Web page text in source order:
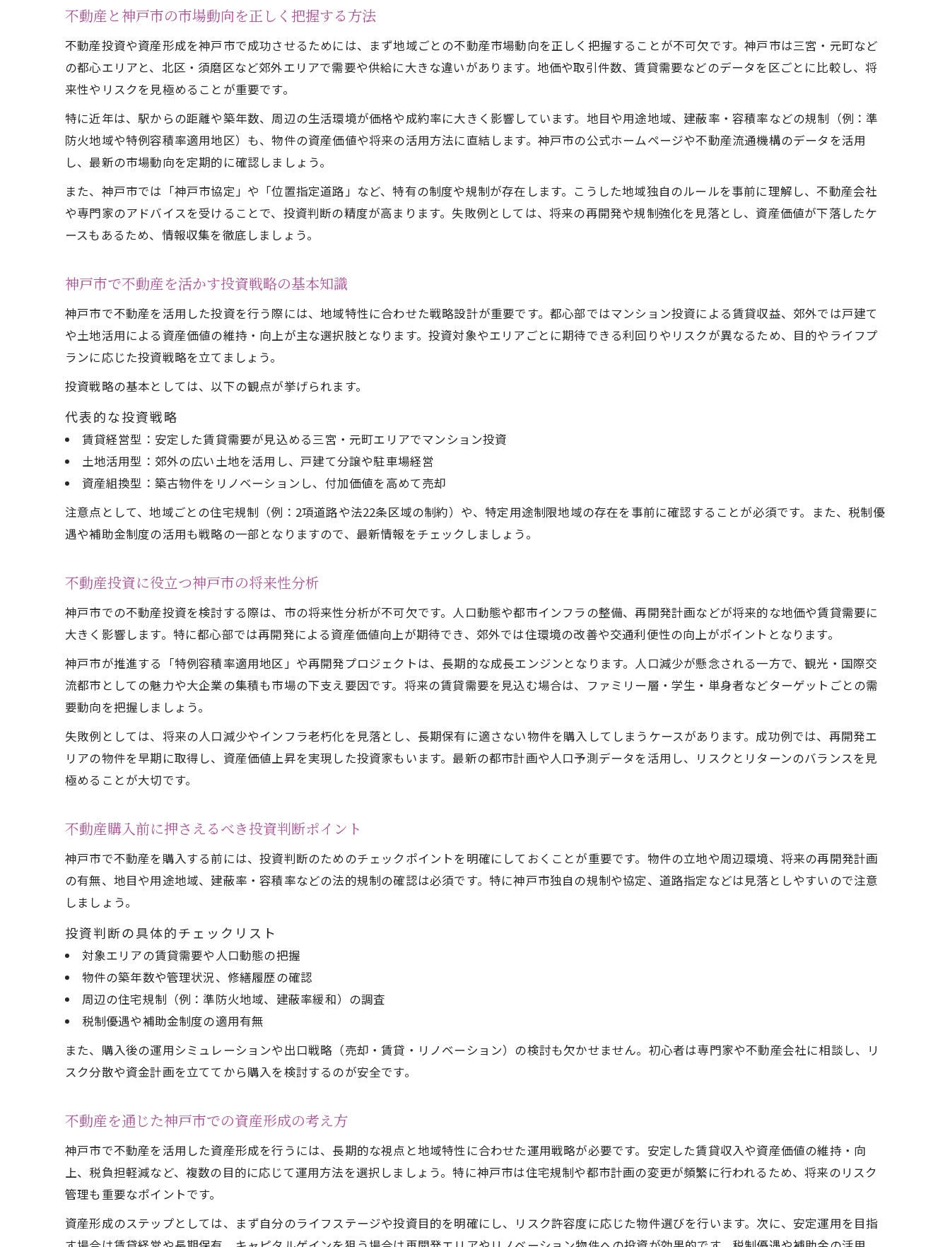
神戸市 住宅 規制を理解し安全な不動産選び
建蔽率や特例容積率適用地区に注目した不動産対策
神戸市の位置指定道路や法22条区域の実際
不動産視点で考える神戸市の住宅選びのコツ
神戸市 地目や建蔽率 緩和など現地調査の重要性
住宅選定に影響する神戸市の準防火地域事情
不動産の仕組みを活かした賢い物件選び
不動産を活用した安定収益確保の実践策
最新の神戸市不動産市場動向を深掘り
地目や取引事例から見た神戸市の不動産傾向
神戸市 住宅 規制と不動産需要の最新動向
地域ごとの不動産動向と将来性の考察
補助金や税制優遇で得する神戸市不動産運用
資産運用に役立つ神戸市の支援内容一覧
不動産の仕組み理解で支援制度を最大活用
不動産と神戸市の市場動向を正しく把握する方法
不動産投資や資産形成を神戸市で成功させるためには、まず地域ごとの不動産市場動向を正しく把握することが不可欠です。神戸市は三宮・元町など
の都心エリアと、北区・須磨区など郊外エリアで需要や供給に大きな違いがあります。地価や取引件数、賃貸需要などのデータを区ごとに比較し、将
来性やリスクを見極めることが重要です。
特に近年は、駅からの距離や築年数、周辺の生活環境が価格や成約率に大きく影響しています。地目や用途地域、建蔽率・容積率などの規制（例：準
防火地域や特例容積率適用地区）も、物件の資産価値や将来の活用方法に直結します。神戸市の公式ホームページや不動産流通機構のデータを活用
し、最新の市場動向を定期的に確認しましょう。
また、神戸市では「神戸市協定」や「位置指定道路」など、特有の制度や規制が存在します。こうした地域独自のルールを事前に理解し、不動産会社
や専門家のアドバイスを受けることで、投資判断の精度が高まります。失敗例としては、将来の再開発や規制強化を見落とし、資産価値が下落したケ
ースもあるため、情報収集を徹底しましょう。
神戸市で不動産を活かす投資戦略の基本知識
神戸市で不動産を活用した投資を行う際には、地域特性に合わせた戦略設計が重要です。都心部ではマンション投資による賃貸収益、郊外では戸建て
や土地活用による資産価値の維持・向上が主な選択肢となります。投資対象やエリアごとに期待できる利回りやリスクが異なるため、目的やライフプ
ランに応じた投資戦略を立てましょう。
投資戦略の基本としては、以下の観点が挙げられます。
代表的な投資戦略
賃貸経営型：安定した賃貸需要が見込める三宮・元町エリアでマンション投資
土地活用型：郊外の広い土地を活用し、戸建て分譲や駐車場経営
資産組換型：築古物件をリノベーションし、付加価値を高めて売却
注意点として、地域ごとの住宅規制（例：2項道路や法22条区域の制約）や、特定用途制限地域の存在を事前に確認することが必須です。また、税制優
遇や補助金制度の活用も戦略の一部となりますので、最新情報をチェックしましょう。
不動産投資に役立つ神戸市の将来性分析
神戸市での不動産投資を検討する際は、市の将来性分析が不可欠です。人口動態や都市インフラの整備、再開発計画などが将来的な地価や賃貸需要に
大きく影響します。特に都心部では再開発による資産価値向上が期待でき、郊外では住環境の改善や交通利便性の向上がポイントとなります。
神戸市が推進する「特例容積率適用地区」や再開発プロジェクトは、長期的な成長エンジンとなります。人口減少が懸念される一方で、観光・国際交
流都市としての魅力や大企業の集積も市場の下支え要因です。将来の賃貸需要を見込む場合は、ファミリー層・学生・単身者などターゲットごとの需
要動向を把握しましょう。
失敗例としては、将来の人口減少やインフラ老朽化を見落とし、長期保有に適さない物件を購入してしまうケースがあります。成功例では、再開発エ
リアの物件を早期に取得し、資産価値上昇を実現した投資家もいます。最新の都市計画や人口予測データを活用し、リスクとリターンのバランスを見
極めることが大切です。
不動産購入前に押さえるべき投資判断ポイント
神戸市で不動産を購入する前には、投資判断のためのチェックポイントを明確にしておくことが重要です。物件の立地や周辺環境、将来の再開発計画
の有無、地目や用途地域、建蔽率・容積率などの法的規制の確認は必須です。特に神戸市独自の規制や協定、道路指定などは見落としやすいので注意
しましょう。
投資判断の具体的チェックリスト
対象エリアの賃貸需要や人口動態の把握
物件の築年数や管理状況、修繕履歴の確認
周辺の住宅規制（例：準防火地域、建蔽率緩和）の調査
税制優遇や補助金制度の適用有無
また、購入後の運用シミュレーションや出口戦略（売却・賃貸・リノベーション）の検討も欠かせません。初心者は専門家や不動産会社に相談し、リ
スク分散や資金計画を立ててから購入を検討するのが安全です。
不動産を通じた神戸市での資産形成の考え方
神戸市で不動産を活用した資産形成を行うには、長期的な視点と地域特性に合わせた運用戦略が必要です。安定した賃貸収入や資産価値の維持・向
上、税負担軽減など、複数の目的に応じて運用方法を選択しましょう。特に神戸市は住宅規制や都市計画の変更が頻繁に行われるため、将来のリスク
管理も重要なポイントです。
資産形成のステップとしては、まず自分のライフステージや投資目的を明確にし、リスク許容度に応じた物件選びを行います。次に、安定運用を目指
お問い合わせはこちら
お問い合わせはこちら